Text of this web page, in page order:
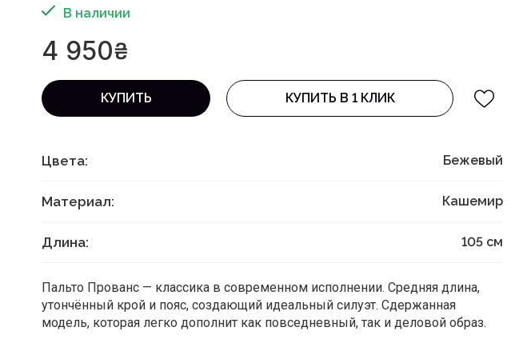
В наличии
4 950₴
КУПИТЬ КУПИТЬ В 1 КЛИК
Цвета: Бежевый
Материал: Кашемир
Длина: 105 см
Пальто Прованс — классика в современном исполнении. Средняя длина,
утончённый крой и пояс, создающий идеальный силуэт. Сдержанная
модель, которая легко дополнит как повседневный, так и деловой образ.